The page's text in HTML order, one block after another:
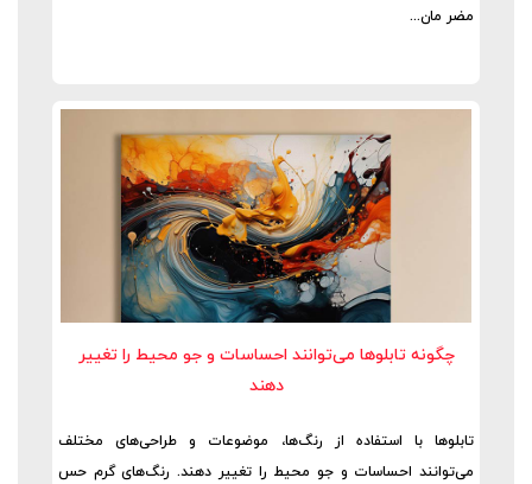
مضر مان...
چگونه تابلوها می‌توانند احساسات و جو محیط را تغییر
دهند
تابلوها با استفاده از رنگ‌ها، موضوعات و طراحی‌های مختلف
می‌توانند احساسات و جو محیط را تغییر دهند. رنگ‌های گرم حس